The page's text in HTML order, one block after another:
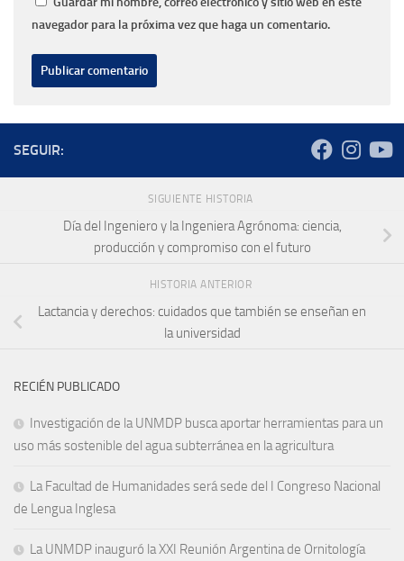
navegador para la próxima vez que haga un comentario.
SEGUIR:
SIGUIENTE HISTORIA
Día del Ingeniero y la Ingeniera Agrónoma: ciencia,
producción y compromiso con el futuro
HISTORIA ANTERIOR
Lactancia y derechos: cuidados que también se enseñan en
la universidad
RECIÉN PUBLICADO
Investigación de la UNMDP busca aportar herramientas para un
uso más sostenible del agua subterránea en la agricultura
La Facultad de Humanidades será sede del I Congreso Nacional
de Lengua Inglesa
La UNMDP inauguró la XXI Reunión Argentina de Ornitología